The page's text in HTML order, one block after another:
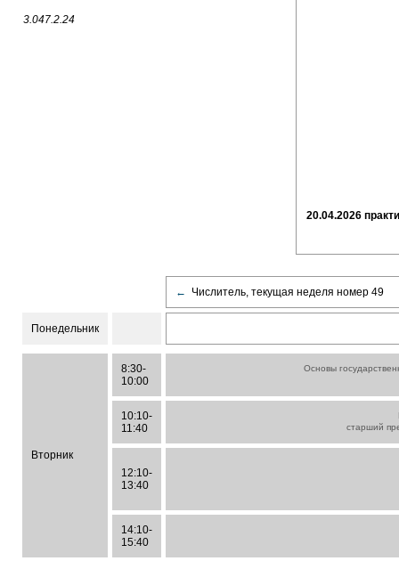
3.047.2.24
20.04.2026
← Числитель, текущая неделя номер 49
Понедельник
Вторник
8:30-
10:00
Основы
10:10-
11:40
старший
12:10-
13:40
14:10-
15:40